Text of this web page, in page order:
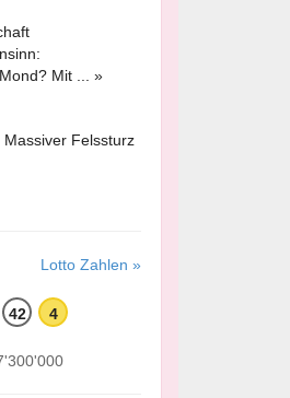
Mit ... »
Felssturz
Lotto Zahlen »
42 4